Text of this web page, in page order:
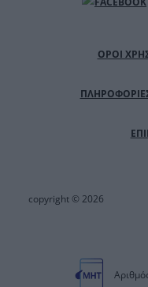
ΟΡΟΙ
copyright © 2026